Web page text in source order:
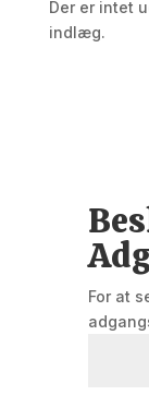
Der er intet
indlæg.
For at